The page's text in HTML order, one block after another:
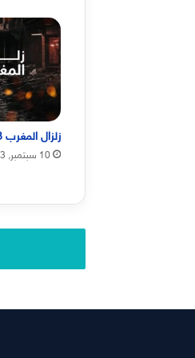
زلزال المغرب 2023 هل سيتكرر
10 سبتمبر, 2023